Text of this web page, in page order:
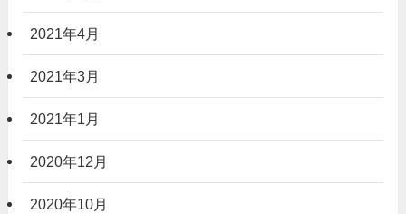
2021年4月
2021年3月
2021年1月
2020年12月
2020年10月